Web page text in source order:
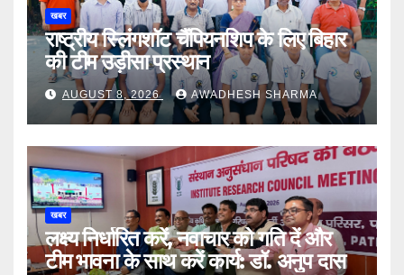
खबर
राष्ट्रीय स्लिंगशॉट चैंपियनशिप के लिए बिहार
की टीम उड़ीसा प्रस्थान
AUGUST 8, 2026 AWADHESH SHARMA
खबर
लक्ष्य निर्धारित करें, नवाचार को गति दें और
टीम भावना के साथ करें कार्य: डॉ. अनुप दास